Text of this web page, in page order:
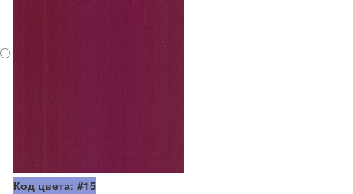
Код цвета: #15